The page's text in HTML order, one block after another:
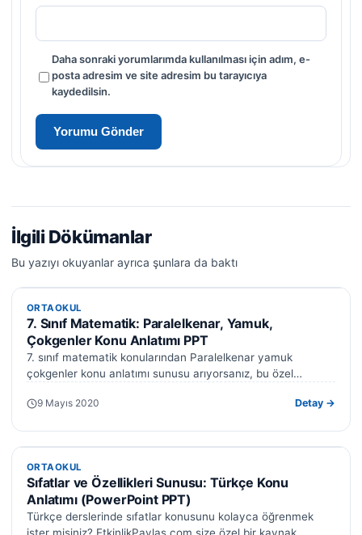
Daha sonraki yorumlarımda kullanılması için adım, e-
posta adresim ve site adresim bu tarayıcıya
kaydedilsin.
İlgili Dökümanlar
Bu yazıyı okuyanlar ayrıca şunlara da baktı
ORTAOKUL
ORTAOKUL
7. Sınıf Matematik: Paralelkenar, Yamuk,
Çokgenler Konu Anlatımı PPT
7. sınıf matematik konularından Paralelkenar yamuk
çokgenler konu anlatımı sunusu arıyorsanız, bu özel
9 Mayıs 2020 Detay →
ORTAOKUL
ORTAOKUL
Sıfatlar ve Özellikleri Sunusu: Türkçe Konu
Anlatımı (PowerPoint PPT)
Türkçe derslerinde sıfatlar konusunu kolayca öğrenmek